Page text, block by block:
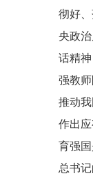
彻好
央政
话精
强教
推动
作出
育强
总书